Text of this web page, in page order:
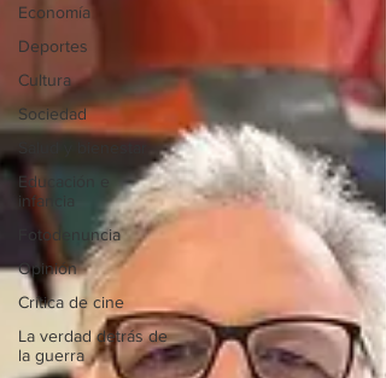
Economía
Deportes
Cultura
Sociedad
Educación e
infancia
Fotodenuncia
Opinión
Crítica de cine
La verdad detrás de
la guerra